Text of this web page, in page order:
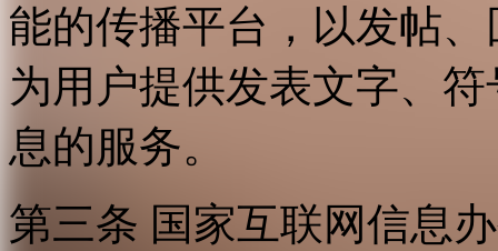
能的传播平台，以发帖
为用户提供发表文字、
息的服务。
第三条 国家互联网信息